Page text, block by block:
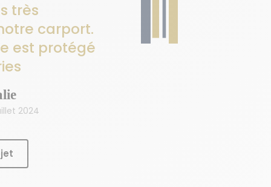
très
carport.
est protégé
2024